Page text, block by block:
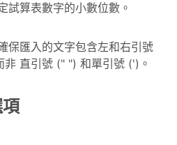
試算表數字的小數位數。
保匯入的文字包含左和右引號
直引號 (" ") 和單引號 (')。